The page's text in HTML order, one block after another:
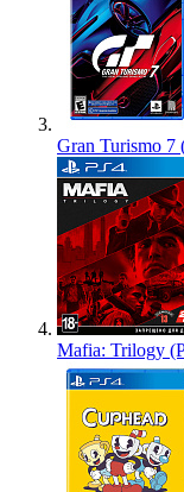
Gran Turismo 7
Mafia: Trilogy